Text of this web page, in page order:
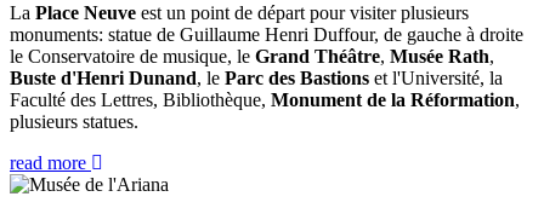
La Place Neuve est un point de départ pour visiter plusieurs
monuments: statue de Guillaume Henri Duffour, de gauche à droite
le Conservatoire de musique, le Grand Théâtre, Musée Rath,
Buste d'Henri Dunand, le Parc des Bastions et l'Université, la
Faculté des Lettres, Bibliothèque, Monument de la Réformation,
plusieurs statues.
read more